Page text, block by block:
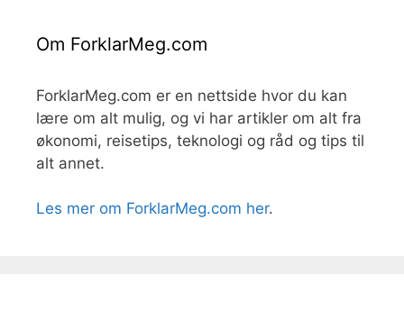
Om ForklarMeg.com
ForklarMeg.com er en nettside hvor du kan
lære om alt mulig, og vi har artikler om alt fra
økonomi, reisetips, teknologi og råd og tips til
alt annet.
Les mer om ForklarMeg.com her.